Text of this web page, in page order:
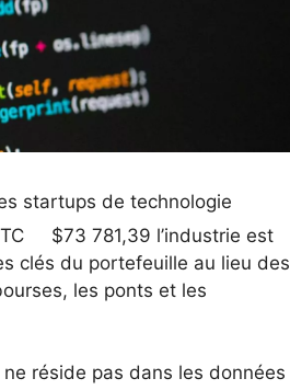
startups de technologie
$73 781,39 l’industrie est
clés du portefeuille au lieu des
les ponts et les
réside pas dans les données